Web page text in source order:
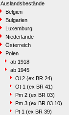
Auslandsbestände
Belgien
Bulgarien
Luxemburg
Niederlande
Österreich
Polen
ab 1918
ab 1945
Oi 2 (ex BR 24)
Ot 1 (ex BR 41)
Pm 2 (ex BR 03)
Pm 3 (ex BR 03.10)
Pt 1 (ex BR 39)